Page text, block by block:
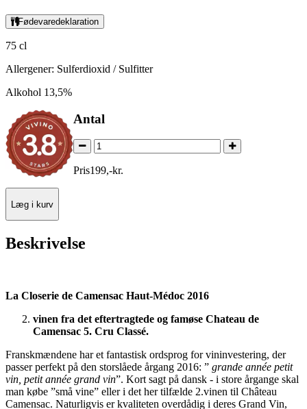
Fødevaredeklaration
75 cl
Allergener: Sulferdioxid / Sulfitter
Alkohol 13,5%
Antal
Pris199,-kr.
Læg i kurv
Beskrivelse
La Closerie de Camensac Haut-Médoc 2016
vinen fra det eftertragtede og famøse Chateau de
Camensac 5. Cru Classé.
Franskmændene har et fantastisk ordsprog for vininvestering, der
passer perfekt på den storslåede årgang 2016: ” grande année petit
vin, petit année grand vin”. Kort sagt på dansk - i store årgange skal
man købe ”små vine” eller i det her tilfælde 2.vinen til Château
Camensac. Naturligvis er kvaliteten overdådig i deres Grand Vin,